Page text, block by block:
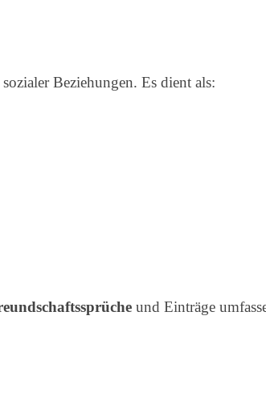
sozialer Beziehungen. Es dient als:
und Einträge